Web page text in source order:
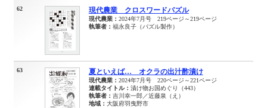
62 現代農業 クロスワードパズル
現代農業： 2024年7月号 219ページ～219ページ
執筆者： 福永良子（パズル製作）
63 夏といえば… オクラの出汁酢漬け
現代農業： 2024年7月号 220ページ～221ページ
連載タイトル： 漬け物お国めぐり（443）
執筆者： 吉川幸一郎／近藤泉（え）
地域： 大阪府羽曳野市